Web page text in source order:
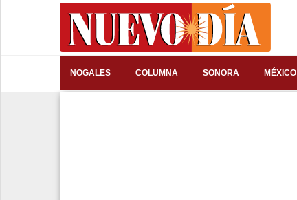
NOGALES COLUMNA SONORA MÉXICO